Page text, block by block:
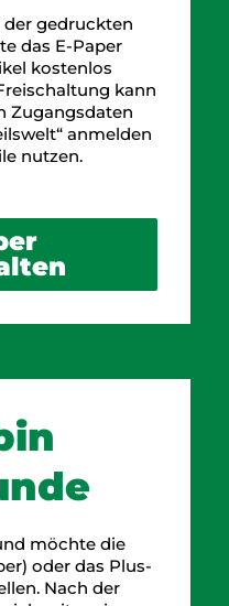
der gedruckten
das E-Paper
kostenlos
kann
Zugangsdaten
anmelden
nutzen.
möchte die
oder das Plus-
Nach der